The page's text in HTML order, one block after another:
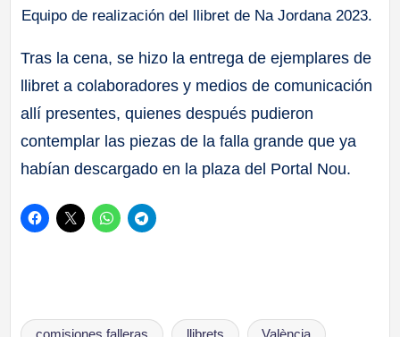
Equipo de realización del llibret de Na Jordana 2023.
Tras la cena, se hizo la entrega de ejemplares de
llibret a colaboradores y medios de comunicación
allí presentes, quienes después pudieron
contemplar las piezas de la falla grande que ya
habían descargado en la plaza del Portal Nou.
Etiquetas: